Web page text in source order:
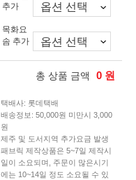
추가
목화요
솜 추가
총 상품 금액 0 원
택배사: 롯데택배
배송정보: 50,000원 미만시 3,000
원
제주 및 도서지역 추가요금 발생
패브릭 제작상품은 5~7일 제작시
일이 소요되며, 주문이 많은시기
에는 10~14일 정도 소요될 수 있